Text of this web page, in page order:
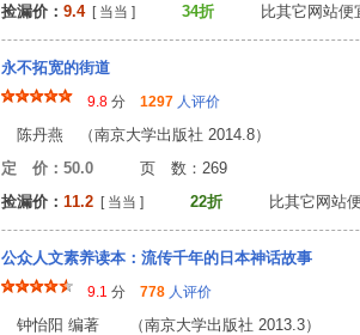
捡漏价： 9.4[ 当当 ] 34折 比其它网站便
永不拓宽的街道
9.8 分 1297 人评价
陈丹燕 （南京大学出版社 2014.8）
定 价：50.0 页 数：269
捡漏价： 11.2 [ 当当 ] 22折 比其它网站便
公众人文素养读本：流传千年的日本神话故事
9.1 分 778 人评价
钟怡阳 编著 （南京大学出版社 2013.3）